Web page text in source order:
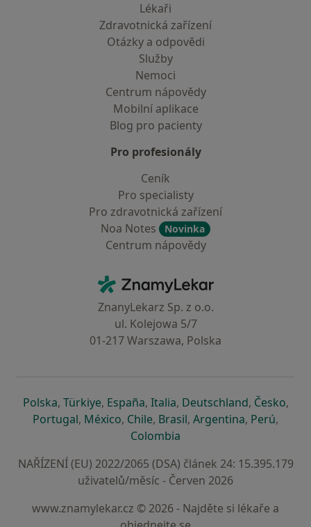
Lékaři
Zdravotnická zařízení
Otázky a odpovědi
Služby
Nemoci
Centrum nápovědy
Mobilní aplikace
Blog pro pacienty
Pro profesionály
Ceník
Pro specialisty
Pro zdravotnická zařízení
Noa Notes
Novinka
Centrum nápovědy
ZnamyLekar - Hlavní stránka
ZnanyLekarz Sp. z o.o.
ul. Kolejowa 5/7
01-217 Warszawa, Polska
Polskase otevře v nové záložce
, Türkiyese otevře v nové záložce
, Españase otevře v nové záložce
, Italiase otevře v nové záložce
, Deutschlandse otevře v
, Českose
,
Portugalse otevře v nové záložce
, Méxicose otevře v nové záložce
, Chilese otevře v nové záložce
, Brasilse otevře v nové
, Argentinase otevře v
, Perúse
,
Colombia
NAŘÍZENÍ (EU) 2022/2065 (DSA) článek 24: 15.395.179
uživatelů/měsíc - Červen 2026
www.znamylekar.cz © 2026 - Najděte si lékaře a